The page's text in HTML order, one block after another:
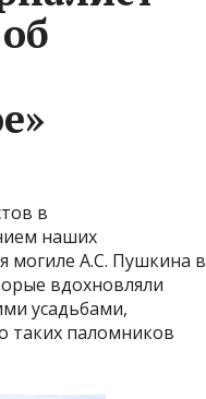
в
наших
могиле А.С. Пушкина в
вдохновляли
усадьбами,
таких паломников